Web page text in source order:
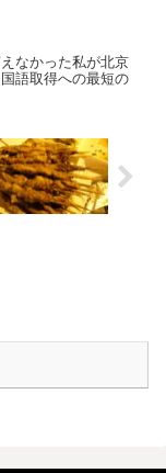
なかった私が北京
語取得への最短の